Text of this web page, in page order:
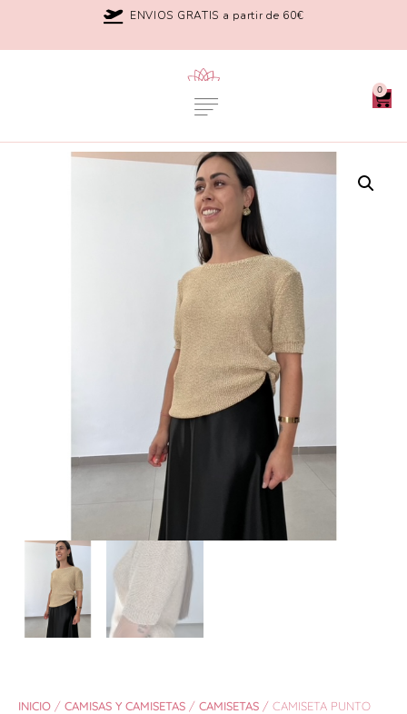
ENVIOS GRATIS a partir de 60€
0
INICIO / CAMISAS Y CAMISETAS / CAMISETAS / CAMISETA PUNTO